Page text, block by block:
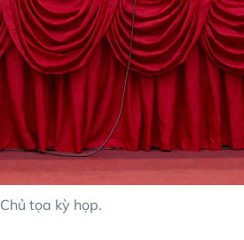
Chủ tọa kỳ họp.